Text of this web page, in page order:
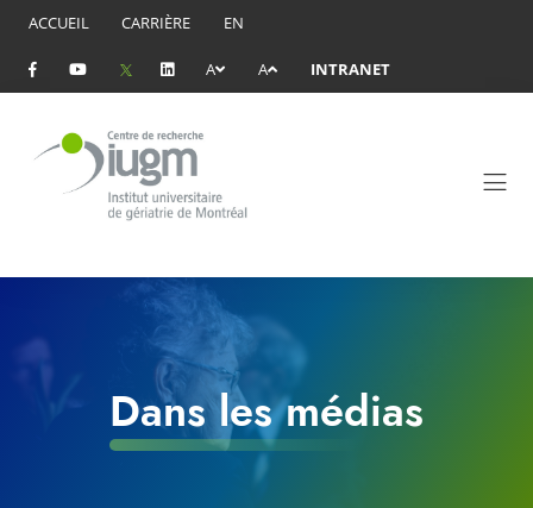
ACCUEIL CARRIÈRE EN
A A INTRANET
Dans les médias